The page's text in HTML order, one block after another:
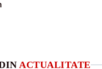
ACTUALITATE